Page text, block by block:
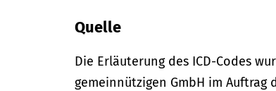
Quelle
Die Erläuterung des ICD-Codes
gemeinnützigen GmbH im